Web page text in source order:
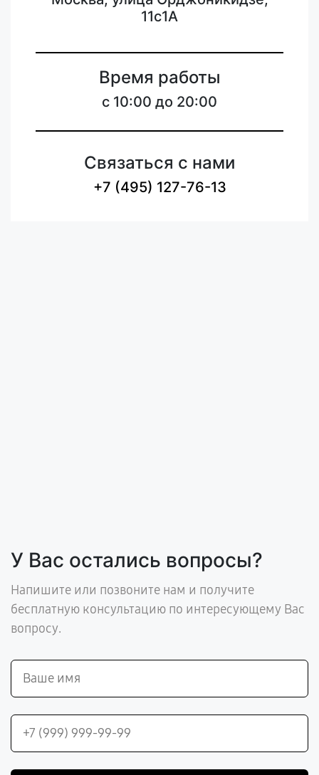
11с1А
Время работы
с 10:00 до 20:00
Связаться с нами
+7 (495) 127-76-13
У Вас остались вопросы?
Напишите или позвоните нам и получите
бесплатную консультацию по интересующему Вас
вопросу.